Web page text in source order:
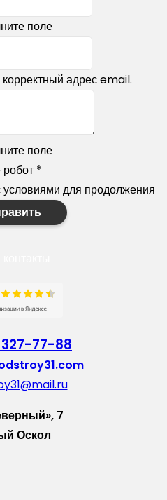
поле
адрес email.
поле
робот *
для продолжения
77-88
7
Оскол